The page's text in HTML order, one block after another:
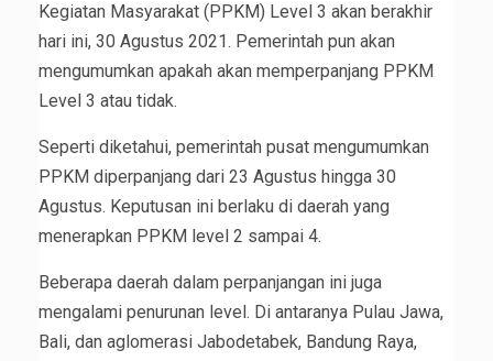
Kegiatan Masyarakat (PPKM) Level 3 akan berakhir
hari ini, 30 Agustus 2021. Pemerintah pun akan
mengumumkan apakah akan memperpanjang PPKM
Level 3 atau tidak.
Seperti diketahui, pemerintah pusat mengumumkan
PPKM diperpanjang dari 23 Agustus hingga 30
Agustus. Keputusan ini berlaku di daerah yang
menerapkan PPKM level 2 sampai 4.
Beberapa daerah dalam perpanjangan ini juga
mengalami penurunan level. Di antaranya Pulau Jawa,
Bali, dan aglomerasi Jabodetabek, Bandung Raya,